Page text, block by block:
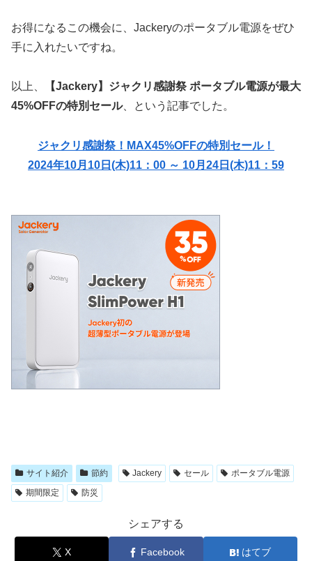
お得になるこの機会に、Jackeryのポータブル電源をぜひ
手に入れたいですね。
以上、
【Jackery】ジャクリ感謝祭 ポータブル電源が最大
45%OFFの特別セール、という記事でした。
ジャクリ感謝祭！MAX45%OFFの特別セール！
2024年10月10日(木)11：00 ～ 10月24日(木)11：59
サイト紹介 節約 Jackery セール
ポータブル電源
期間限定
防災
シェアする
X Facebook はてブ